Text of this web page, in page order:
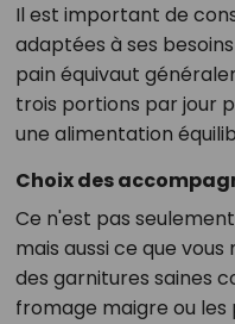
Il est important de
adaptées à ses
pain équivaut
trois portions par jour
une alimentation
Choix des
Ce n'est pas
mais aussi ce que
des garnitures saines
fromage maigre ou les